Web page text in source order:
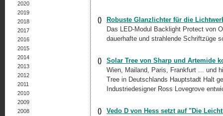
()
Robuste Glanzlichter für die
Das LED-Modul Backlight Protect von
dauerhafte und strahlende Schriftzüge
()
Solar Tree von Sharp und Artemide
Wien, Mailand, Paris, Frankfurt ... und
Tree in Deutschlands Hauptstadt Halt
Industriedesigner Ross Lovegrove
()
Vedo D von Hess setzt auf "Die
2020
2019
2018
2017
2016
2015
2014
2013
2012
2011
2010
2009
2008